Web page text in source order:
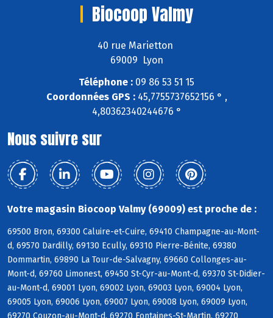
Biocoop Valmy
40 rue Marietton
69009 Lyon
Téléphone : 09 86 53 51 15
Coordonnées GPS :45,7755737652156 ° ,
4,80362340244676 °
Nous suivre sur
Votre magasin Biocoop Valmy (69009) est proche de :
69500 Bron, 69300 Caluire-et-Cuire, 69410 Champagne-au-Mont-
d, 69570 Dardilly, 69130 Ecully, 69310 Pierre-Bénite, 69380
Dommartin, 69890 La Tour-de-Salvagny, 69660 Collonges-au-
Mont-d, 69760 Limonest, 69450 St-Cyr-au-Mont-d, 69370 St-Didier-
au-Mont-d, 69001 Lyon, 69002 Lyon, 69003 Lyon, 69004 Lyon,
69005 Lyon, 69006 Lyon, 69007 Lyon, 69008 Lyon, 69009 Lyon,